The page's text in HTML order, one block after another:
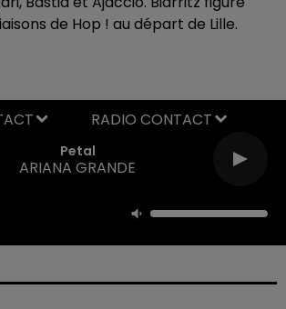
de Hop ! au départ de Lille.
Petal
ARIANA GRANDE
RADIO CONTACT